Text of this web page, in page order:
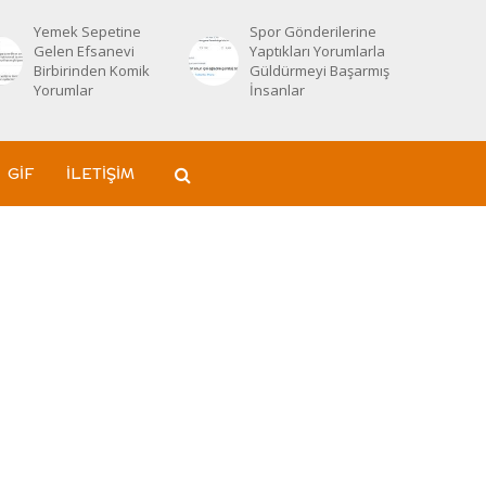
Yemek Sepetine
Gelen Efsanevi
Birbirinden Komik
Yorumlar
Spor Gönderilerine
Yaptıkları Yorumlarla
Güldürmeyi Başarmış
İnsanlar
GIF İLETIŞIM